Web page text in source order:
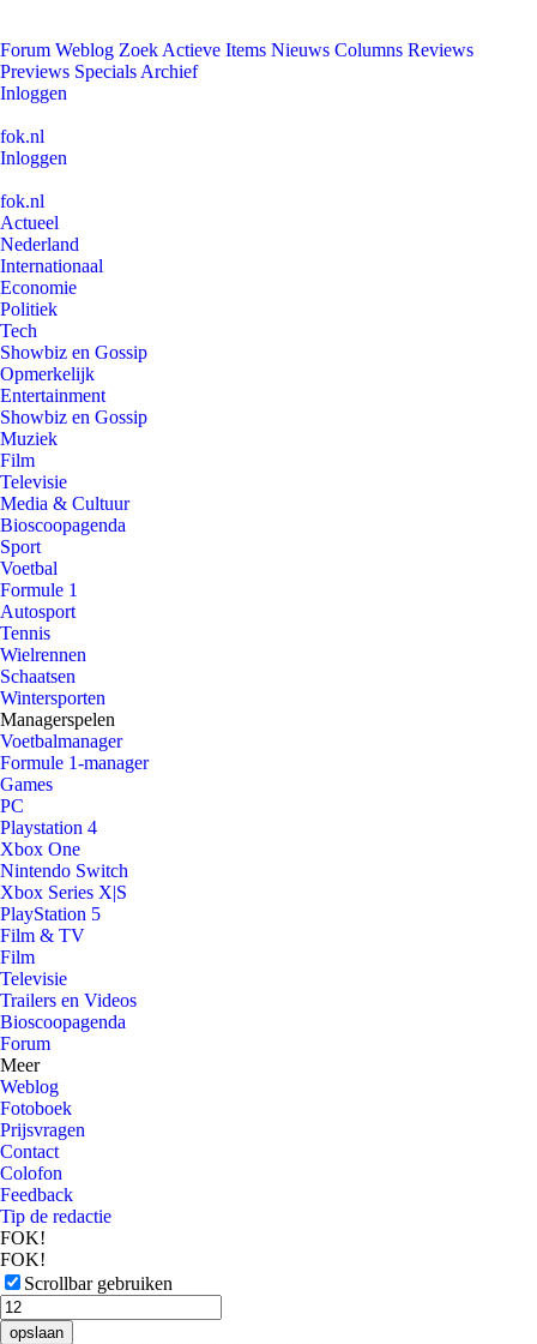
Forum Weblog Zoek Actieve Items Nieuws Columns Reviews
Previews Specials Archief
Inloggen
fok.nl
Inloggen
fok.nl
Actueel
Nederland
Internationaal
Economie
Politiek
Tech
Showbiz en Gossip
Opmerkelijk
Entertainment
Showbiz en Gossip
Muziek
Film
Televisie
Media & Cultuur
Bioscoopagenda
Sport
Voetbal
Formule 1
Autosport
Tennis
Wielrennen
Schaatsen
Wintersporten
Managerspelen
Voetbalmanager
Formule 1-manager
Games
PC
Playstation 4
Xbox One
Nintendo Switch
Xbox Series X|S
PlayStation 5
Film & TV
Film
Televisie
Trailers en Videos
Bioscoopagenda
Forum
Meer
Weblog
Fotoboek
Prijsvragen
Contact
Colofon
Feedback
Tip de redactie
FOK!
FOK!
Scrollbar gebruiken
opslaan